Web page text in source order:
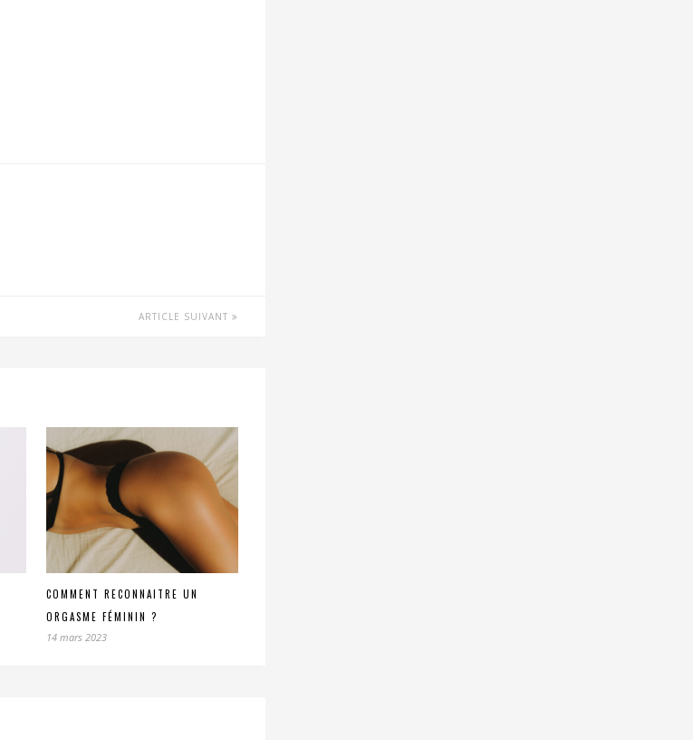
ARTICLE SUIVANT
COMMENT RECONNAITRE UN
ORGASME FÉMININ ?
14 mars 2023